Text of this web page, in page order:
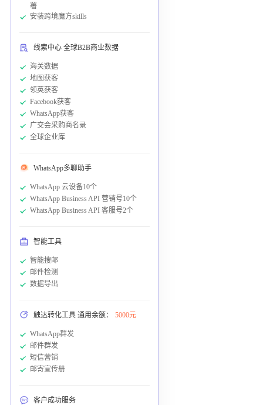
署
安装跨境魔方skills
线索中心 全球B2B商业数据
海关数据
地图获客
领英获客
Facebook获客
WhatsApp获客
广交会采购商名录
全球企业库
WhatsApp多聊助手
WhatsApp 云设备10个
WhatsApp Business API 营销号10个
WhatsApp Business API 客服号2个
智能工具
智能搜邮
邮件检测
数据导出
触达转化工具 通用余额： 5000元
WhatsApp群发
邮件群发
短信营销
邮寄宣传册
客户成功服务